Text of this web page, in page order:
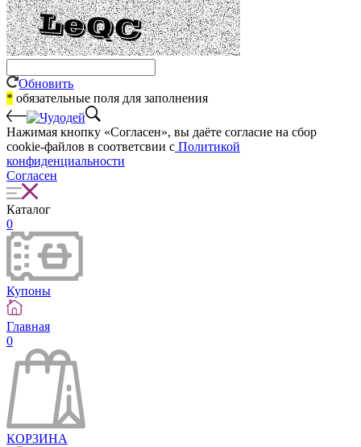
Обновить
* обязательные поля для заполнения
Нажимая кнопку «Согласен», вы даёте cогласие на сбор
cookie-файлов в соответсвии с Политикой
конфиденциальности
Согласен
Каталог
0
Купоны
Главная
0
КОРЗИНА